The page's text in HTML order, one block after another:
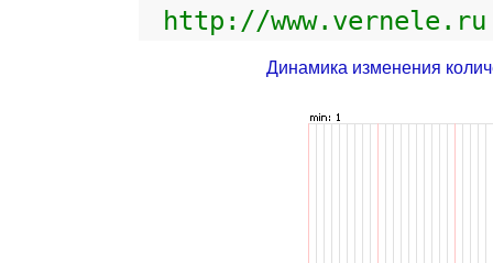
http://www.vernele.ru
Динамика изменения